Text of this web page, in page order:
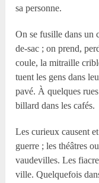
sa personne.
On se fusille dans un
de-sac ; on prend,
coule, la mitraille
tuent les gens dans
pavé. À quelques
billard dans les cafés.
Les curieux causent
guerre ; les théâtres
vaudevilles. Les
ville. Quelquefois